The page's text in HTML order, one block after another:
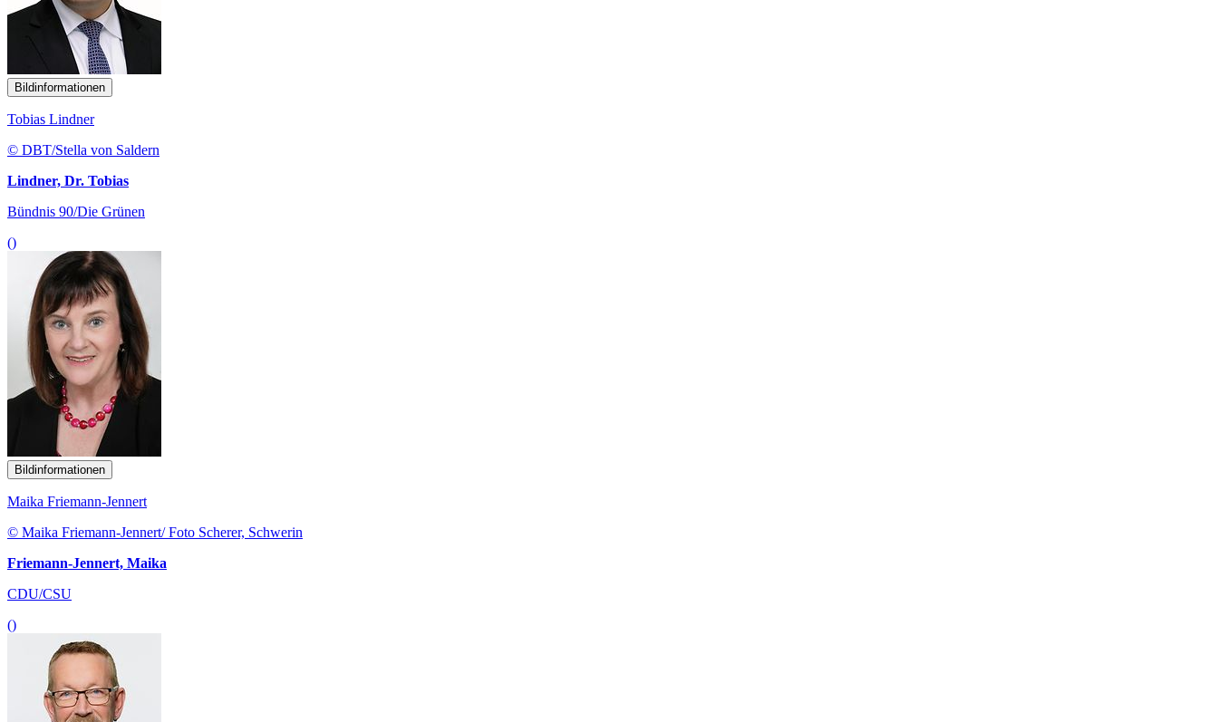
Bildinformationen
Tobias Lindner
© DBT/Stella von Saldern
Lindner, Dr. Tobias
Bündnis 90/Die Grünen
()
Bildinformationen
Maika Friemann-Jennert
© Maika Friemann-Jennert/ Foto Scherer, Schwerin
Friemann-Jennert, Maika
CDU/CSU
()